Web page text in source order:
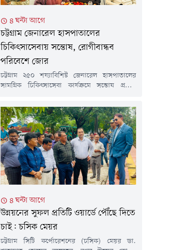
৪ ঘন্টা আগে
চট্টগ্রাম জেনারেল হাসপাতালের
চিকিৎসাসেবায় সন্তোষ, রোগীবান্ধব
পরিবেশে জোর
চট্টগ্রাম ২৫০ শয্যাবিশিষ্ট জেনারেল হাসপাতালের
সামগ্রিক চিকিৎসাসেবা কার্যক্রমে সন্তোষ প্রকাশ
হাসপাতালের কর্মপরিবেশ আরও রোগীবান্ধব করতে
প্রয়োজনীয় পদক্ষেপ নেওয়ার ওপর গুরুত্বারোপ করা
হয়েছে।বৃহস্পতিবার (৬ আগস্ট) সকালে হাসপাতাল
ব্যবস্থাপনা কমিটির সভায় এ অভিমত তুলে ধরেন
সদস্যরা। বিএনপি সরকার ক্ষমতায় আসার পর
নতুনভাবে গঠিত হাসপাতাল ব্যবস্থাপনা কমিটির...
৪ ঘন্টা আগে
উন্নয়নের সুফল প্রতিটি ওয়ার্ডে পৌঁছে দিতে
চাই: চসিক মেয়র
চট্টগ্রাম সিটি কর্পোরেশনের (চসিক) মেয়র ডা.